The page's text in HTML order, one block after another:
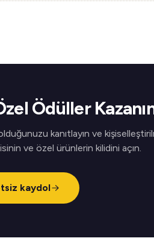
Ödüller
kanıtlayın ve
ve özel ürünlerin kilidini açın.
kaydol